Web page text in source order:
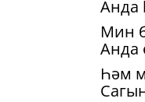
Анда
Мин
Анда
Һәм